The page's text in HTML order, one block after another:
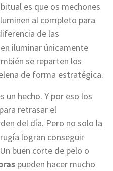
es que os mechones
al completo para
de las
iluminar únicamente
se reparten los
de forma estratégica.
un hecho. Y por eso los
retrasar el
del día. Pero no solo la
logran conseguir
buen corte de pelo o
pueden hacer mucho